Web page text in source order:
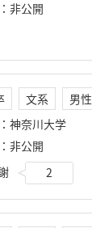
： 非公開
文系
男性
： 神奈川大学
： 非公開
2